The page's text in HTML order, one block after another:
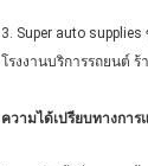
3. Super auto supplies
โรงงานบริการรถยนต์ ร้
ความได้เปรียบทางการ